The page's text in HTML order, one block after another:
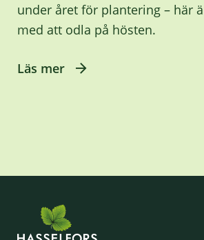
under året för plantering – här
med att odla på hösten.
Läs mer